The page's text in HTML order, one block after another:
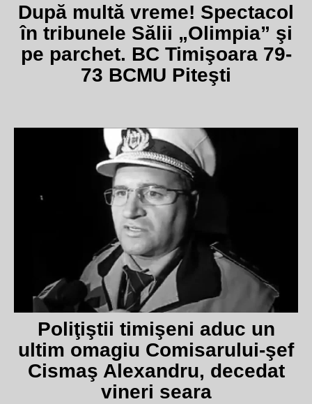
După multă vreme! Spectacol
în tribunele Sălii „Olimpia” şi
pe parchet. BC Timişoara 79-
73 BCMU Piteşti
Poliţiştii timişeni aduc un
ultim omagiu Comisarului-şef
Cismaş Alexandru, decedat
vineri seara